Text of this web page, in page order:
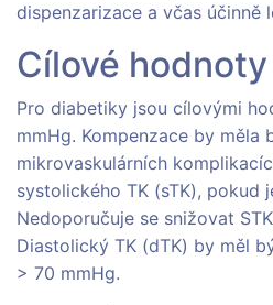
dispenzarizace a včas účinně
Cílové
Pro diabetiky jsou cílovými
mmHg. Kompenzace by měla
mikrovaskulárních
systolického TK (sTK), pokud
Nedoporučuje se snižovat
Diastolický TK (dTK) by měl
> 70 mmHg.